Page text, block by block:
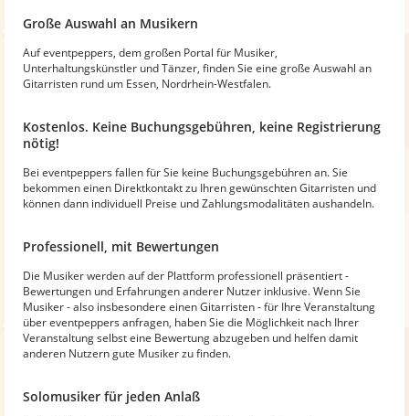
Große Auswahl an Musikern
Auf eventpeppers, dem großen Portal für Musiker,
Unterhaltungskünstler und Tänzer, finden Sie eine große Auswahl an
Gitarristen rund um Essen, Nordrhein-Westfalen.
Kostenlos. Keine Buchungsgebühren, keine Registrierung
nötig!
Bei eventpeppers fallen für Sie keine Buchungsgebühren an. Sie
bekommen einen Direktkontakt zu Ihren gewünschten Gitarristen und
können dann individuell Preise und Zahlungsmodalitäten aushandeln.
Professionell, mit Bewertungen
Die Musiker werden auf der Plattform professionell präsentiert -
Bewertungen und Erfahrungen anderer Nutzer inklusive. Wenn Sie
Musiker - also insbesondere einen Gitarristen - für Ihre Veranstaltung
über eventpeppers anfragen, haben Sie die Möglichkeit nach Ihrer
Veranstaltung selbst eine Bewertung abzugeben und helfen damit
anderen Nutzern gute Musiker zu finden.
Solomusiker für jeden Anlaß